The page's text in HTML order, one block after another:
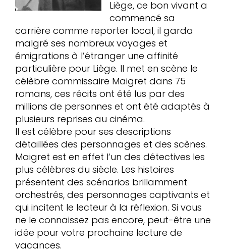
Liège, ce bon vivant a
commencé sa
carrière comme reporter local, il garda
malgré ses nombreux voyages et
émigrations à l’étranger une affinité
particulière pour Liège. Il met en scène le
célèbre commissaire Maigret dans 75
romans, ces récits ont été lus par des
millions de personnes et ont été adaptés à
plusieurs reprises au cinéma.
Il est célèbre pour ses descriptions
détaillées des personnages et des scènes.
Maigret est en effet l‘un des détectives les
plus célèbres du siècle. Les histoires
présentent des scénarios brillamment
orchestrés, des personnages captivants et
qui incitent le lecteur à la réflexion. Si vous
ne le connaissez pas encore, peut-être une
idée pour votre prochaine lecture de
vacances.